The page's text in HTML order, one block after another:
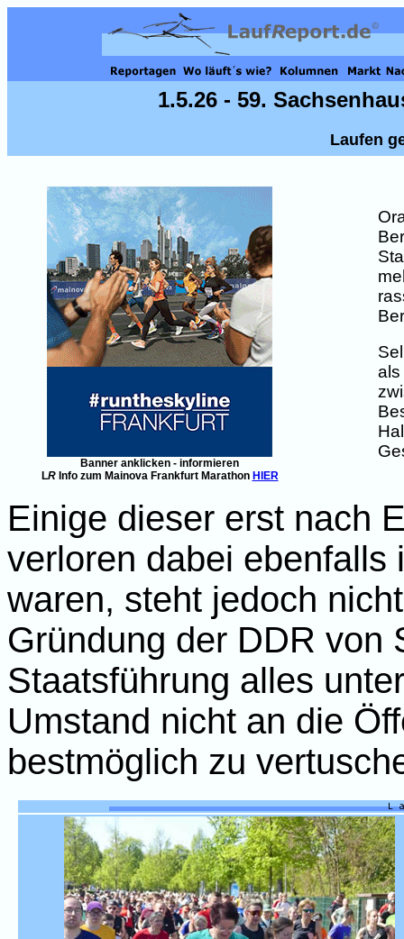
1.5.26 - 59.
Laufen
als
Banner anklicken - informieren
LRInfo zum Mainova Frankfurt Marathon HIER
Einige dieser erst nach
verloren dabei ebenfalls
waren, steht jedoch
Gründung der DDR von
Staatsführung alles
Umstand nicht an die
bestmöglich zu